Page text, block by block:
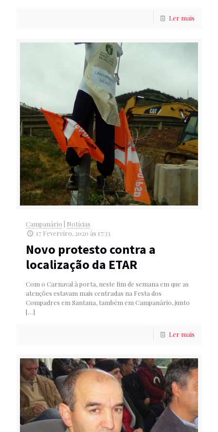
Ler mais
Campanário
Notícias
17 Fevereiro, 2020 às 17:33
Novo protesto contra a
localização da ETAR
Com o Carnaval à porta, neste fim de semana em que as
atenções estavam mais centradas na Festa dos
Compadres em Santana, também em Campanário, junto
[…]
Ler mais